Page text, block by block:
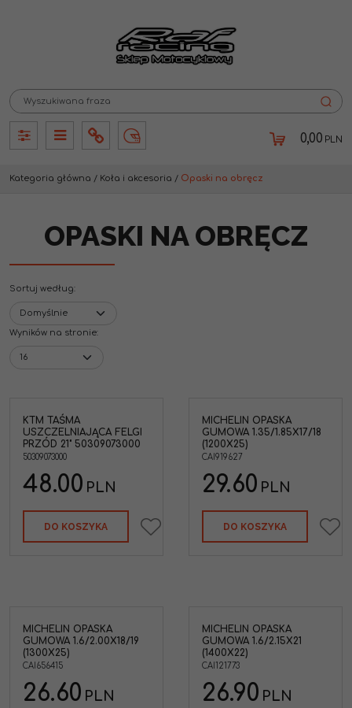
PanelPanelInfo Lang 0,00 PLN
Kategoria główna / Koła i akcesoria / Opaski na obręcz
OPASKI NA OBRĘCZ
Sortuj według:
Wyników na stronie:
KTM TAŚMA
USZCZELNIAJĄCA FELGI
PRZÓD 21" 50309073000
50309073000
48.00 PLN
DO KOSZYKA
MICHELIN OPASKA
GUMOWA 1.35/1.85X17/18
(1200X25)
CAI919627
29.60 PLN
DO KOSZYKA
MICHELIN OPASKA
GUMOWA 1.6/2.00X18/19
(1300X25)
CAI656415
26.60 PLN
MICHELIN OPASKA
GUMOWA 1.6/2.15X21
(1400X22)
CAI121773
26.90 PLN